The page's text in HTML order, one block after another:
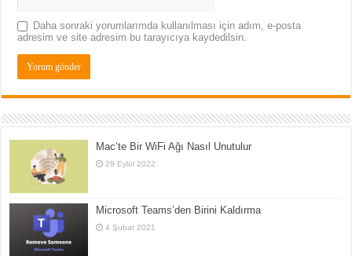
Daha sonraki yorumlarımda kullanılması için adım, e-posta
adresim ve site adresim bu tarayıcıya kaydedilsin.
Mac’te Bir WiFi Ağı Nasıl Unutulur
29 Eylül 2022
Microsoft Teams’den Birini Kaldırma
4 Şubat 2021